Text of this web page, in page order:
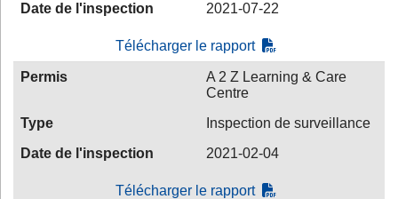
Date de l'inspection
2021-07-22
Télécharger le rapport
Permis
A 2 Z Learning & Care
Centre
Type
Inspection de surveillance
Date de l'inspection
2021-02-04
Télécharger le rapport